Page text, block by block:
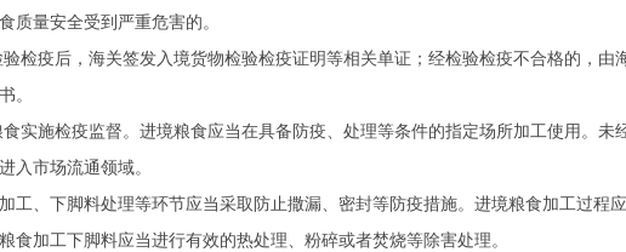
质量安全受到严重危害的。
检疫后，海关签发入境货物检验检疫证明等相关单证；经检验检疫不合格的，由
。
实施检疫监督。进境粮食应当在具备防疫、处理等条件的指定场所加工使用。未
入市场流通领域。
工、下脚料处理等环节应当采取防止撒漏、密封等防疫措施。进境粮食加工过程
食加工下脚料应当进行有效的热处理、粉碎或者焚烧等除害处理。